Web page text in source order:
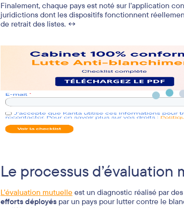
Finalement, chaque pays est noté sur l’application
juridictions dont les dispositifs fonctionnent
de retrait des listes. ↔️